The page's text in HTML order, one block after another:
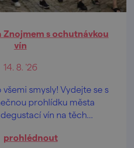
s ochutnávkou
vín
14. 8. '26
smysly! Vydejte se s
prohlídku města
vín na těch
prohlédnout